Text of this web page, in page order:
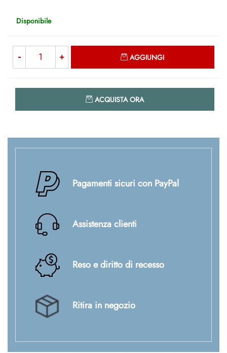
Disponibile
AGGIUNGI
ACQUISTA ORA
Pagamenti sicuri con PayPal
Assistenza clienti
Reso e diritto di recesso
Ritira in negozio